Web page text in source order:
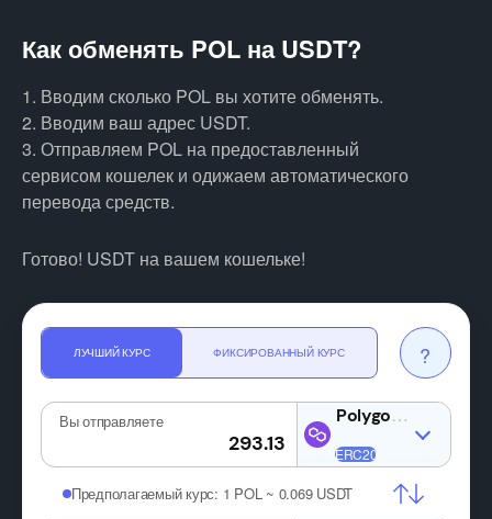
Как обменять POL на USDT?
1. Вводим сколько POL вы хотите обменять.
2. Вводим ваш адрес USDT.
3. Отправляем POL на предоставленный
сервисом кошелек и одижаем автоматического
перевода средств.
Готово! USDT на вашем кошельке!
ЛУЧШИЙ КУРС ФИКСИРОВАННЫЙ КУРС ?
Вы отправляете
Предполагаемый курс: 1 POL ~ 0.069 USDT